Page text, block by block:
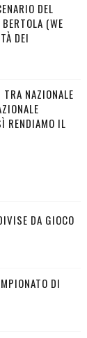
DEL
(WE
DEI
NAZIONALE
RENDIAMO IL
DA GIOCO
DI